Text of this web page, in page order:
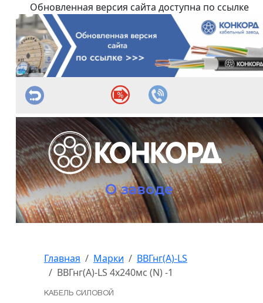
Обновленная версия сайта доступна по ссылке
О заводе
Главная Марки
ВВГнг(А)-LS
ВВГнг(А)-LS 4х240мс (N) -1
КАБЕЛЬ СИЛОВОЙ